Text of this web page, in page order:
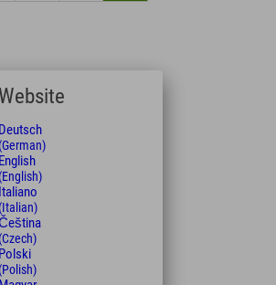
2
Website
Deutsch
(German)
English
(English)
Italiano
(Italian)
(Czech)
Polski
(Polish)